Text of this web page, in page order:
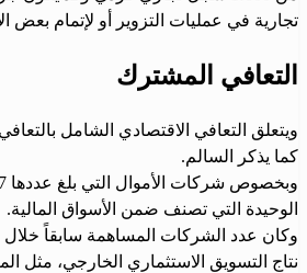
تجارية في عمليات التزوير أو لإتمام بعض
التعافي المشترك
ويتعلق التعافي الاقتصادي الشامل
كما يذكر السالم.
الوحيدة التي تصنف ضمن الأسواق المالية.
نتاج التسويق الاستثماري الخارجي،